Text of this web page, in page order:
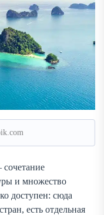
и множество
доступен: сюда
есть отдельная